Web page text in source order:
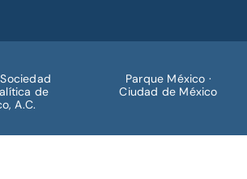
de
A.C.
Parque México ·
Ciudad de México